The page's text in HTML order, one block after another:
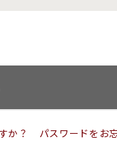
か？ パスワードをお